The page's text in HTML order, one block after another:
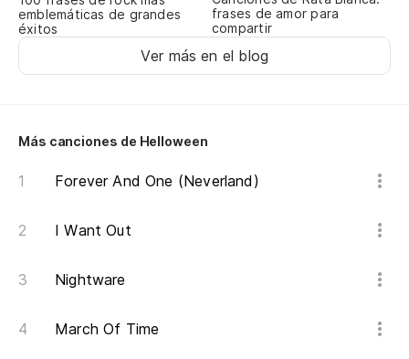
emblemáticas de grandes
éxitos
frases de amor para
compartir
Ver más en el blog
Más canciones de Helloween
Forever And One (Neverland)
I Want Out
Nightware
March Of Time